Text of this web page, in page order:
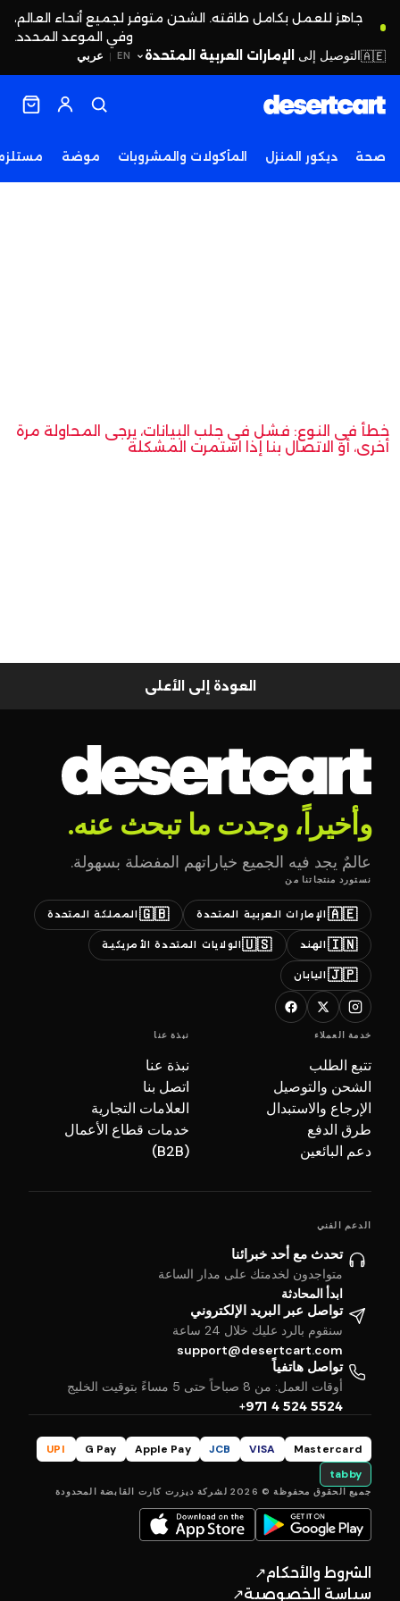
جاهز للعمل بكامل طاقته. الشحن متوفر لجميع أنحاء العالم،
وفي الموعد المحدد.
EN
| عربي 🇦🇪التوصيل إلى الإمارات العربية المتحدة
صحة ديكور المنزل المأكولات والمشروبات موضة
خطأ في النوع: فشل في جلب البيانات، يرجى المحاولة مرة
أخرى، أو الاتصال بنا إذا استمرت المشكلة
العودة إلى الأعلى
وأخيراً، وجدت ما تبحث عنه.
عالمٌ يجد فيه الجميع خياراتهم المفضلة بسهولة.
نستورد منتجاتنا من
🇦🇪 الإمارات العربية المتحدة 🇬🇧 المملكة المتحدة
🇮🇳 الهند 🇺🇸الولايات المتحدة الأمريكية
🇯🇵 اليابان
خدمة العملاء
تتبع الطلب
الشحن والتوصيل
الإرجاع والاستبدال
طرق الدفع
دعم البائعين
نبذة عنا
نبذة عنا
اتصل بنا
العلامات التجارية
خدمات قطاع الأعمال
(B2B)
الدعم الفني
تحدث مع أحد خبرائنا
متواجدون لخدمتك على مدار الساعة
ابدأ المحادثة
تواصل عبر البريد الإلكتروني
سنقوم بالرد عليك خلال 24 ساعة
support@desertcart.com
تواصل هاتفياً
أوقات العمل: من 8 صباحاً حتى 5 مساءً بتوقيت الخليج
+971 4 524 5524
Mastercard
VISA
JCB
Apple Pay
G Pay
UPI
tabby
جميع الحقوق محفوظة © 2026 لشركة ديزرت كارت القابضة المحدودة
الشروط والأحكام↗
سياسة الخصوصية↗